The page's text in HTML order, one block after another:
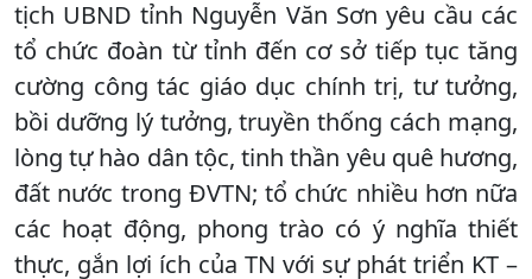
tịch UBND tỉnh Nguyễn Văn Sơn yêu cầu các
tổ chức đoàn từ tỉnh đến cơ sở tiếp tục tăng
cường công tác giáo dục chính trị, tư tưởng,
bồi dưỡng lý tưởng, truyền thống cách mạng,
lòng tự hào dân tộc, tinh thần yêu quê hương,
đất nước trong ĐVTN; tổ chức nhiều hơn nữa
các hoạt động, phong trào có ý nghĩa thiết
thực, gắn lợi ích của TN với sự phát triển KT –